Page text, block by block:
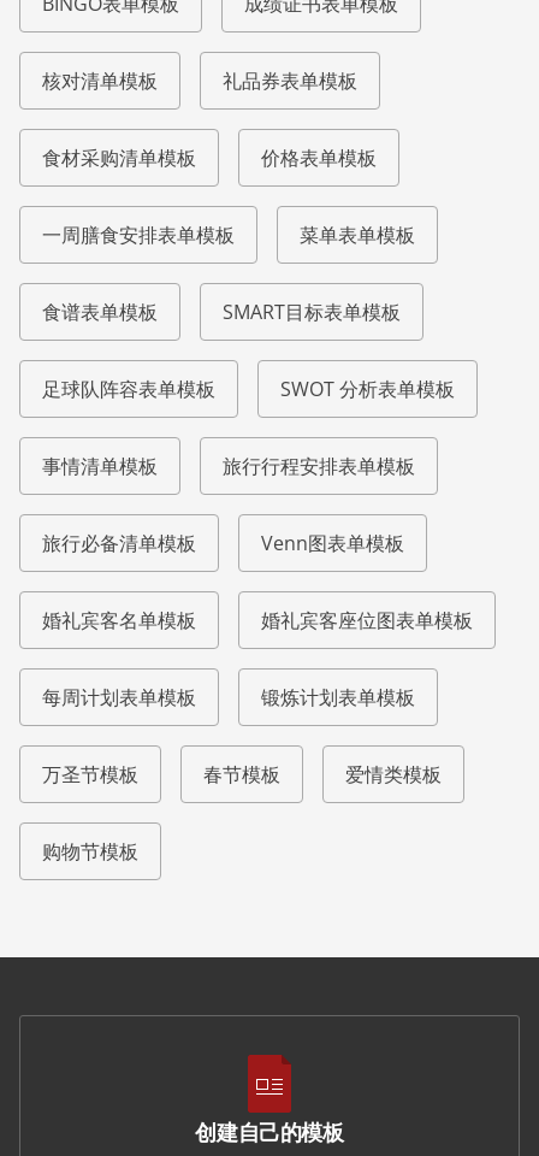
核对清单模板 礼品券表单模板
食材采购清单模板 价格表单模板
一周膳食安排表单模板 菜单表单模板
食谱表单模板 SMART目标表单模板
足球队阵容表单模板 SWOT 分析表单模板
事情清单模板 旅行行程安排表单模板
旅行必备清单模板 Venn图表单模板
婚礼宾客名单模板 婚礼宾客座位图表单模板
每周计划表单模板 锻炼计划表单模板
万圣节模板 春节模板 爱情类模板
购物节模板
创建自己的模板